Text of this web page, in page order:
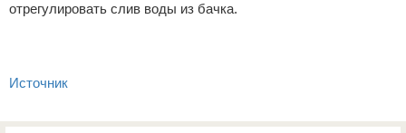
отрегулировать слив воды из бачка.
Источник